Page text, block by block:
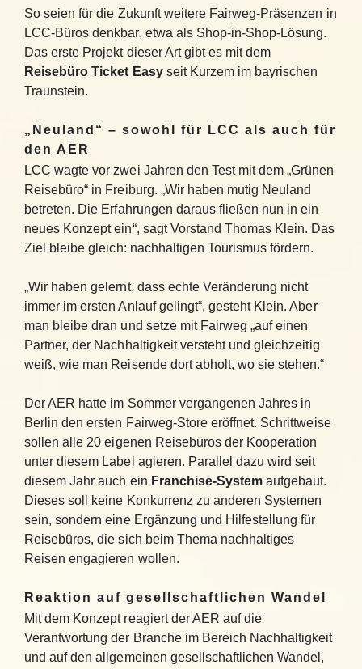
So seien für die Zukunft weitere Fairweg-Präsenzen in
LCC-Büros denkbar, etwa als Shop-in-Shop-Lösung.
Das erste Projekt dieser Art gibt es mit dem
Reisebüro Ticket Easyseit Kurzem im bayrischen
Traunstein.
„Neuland“ – sowohl für LCC als auch für
den AER
LCC wagte vor zwei Jahren den Test mit dem „Grünen
Reisebüro“ in Freiburg. „Wir haben mutig Neuland
betreten. Die Erfahrungen daraus fließen nun in ein
neues Konzept ein“, sagt Vorstand Thomas Klein. Das
Ziel bleibe gleich: nachhaltigen Tourismus fördern.
„Wir haben gelernt, dass echte Veränderung nicht
immer im ersten Anlauf gelingt“, gesteht Klein. Aber
man bleibe dran und setze mit Fairweg „auf einen
Partner, der Nachhaltigkeit versteht und gleichzeitig
weiß, wie man Reisende dort abholt, wo sie stehen.“
Der AER hatte im Sommer vergangenen Jahres in
Berlin den ersten Fairweg-Store eröffnet. Schrittweise
sollen alle 20 eigenen Reisebüros der Kooperation
unter diesem Label agieren. Parallel dazu wird seit
diesem Jahr auch ein Franchise-System aufgebaut.
Dieses soll keine Konkurrenz zu anderen Systemen
sein, sondern eine Ergänzung und Hilfestellung für
Reisebüros, die sich beim Thema nachhaltiges
Reisen engagieren wollen.
Reaktion auf gesellschaftlichen Wandel
Mit dem Konzept reagiert der AER auf die
Verantwortung der Branche im Bereich Nachhaltigkeit
und auf den allgemeinen gesellschaftlichen Wandel,